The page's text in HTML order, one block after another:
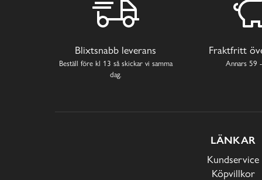
Blixtsnabb leverans
Beställ före kl 13 så skickar vi samma
dag.
Fraktfritt
Annars 59
LÄNKAR
Kundservice
Köpvillkor